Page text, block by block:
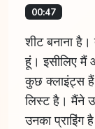
00:47
शीट बनाना
हूं। इसीलिए मैं
कुछ क्लाइंट्स
लिस्ट है। मैंने
उनका